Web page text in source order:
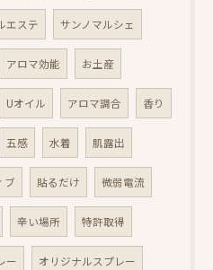
エステ サンノマルシェ
アロマ効能 お土産
Uオイル アロマ調合 香り
五感 水着 肌露出
ブ 貼るだけ 微弱電流
辛い場所 特許取得
ー オリジナルスプレー